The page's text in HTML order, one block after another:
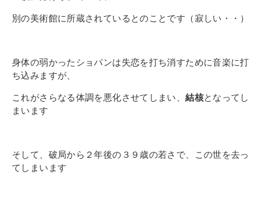
別の美術館に所蔵されているとのことです（寂しい・・）
身体の弱かったショパンは失恋を打ち消すために音楽に打
ち込みますが、
これがさらなる体調を悪化させてしまい、結核となってし
まいます
そして、破局から２年後の３９歳の若さで、この世を去っ
てしまいます